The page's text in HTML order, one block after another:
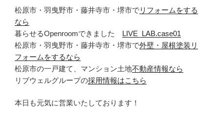
松原市・羽曳野市・藤井寺市・堺市でリフォームをする
なら
暮らせるOpenroomできました LIVE_LAB.case01
松原市・羽曳野市・藤井寺市・堺市で外壁・屋根塗装リ
フォームをするなら
松原市の一戸建て、マンション土地不動産情報なら
リブウェルグループの採用情報はこちら
本日も元気に営業いたしております！